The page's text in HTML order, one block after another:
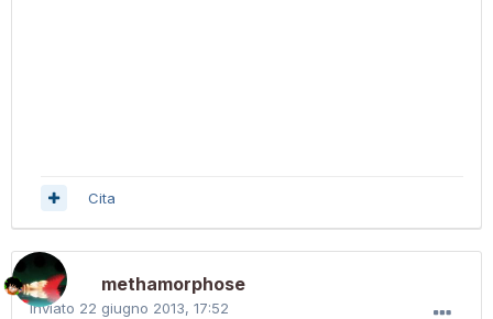
Cita
methamorphose
Inviato 22 giugno 2013, 17:52